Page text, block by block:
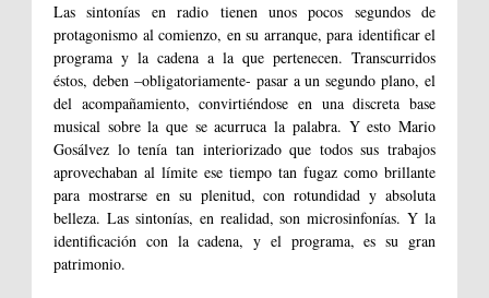
Las sintonías en radio tienen unos pocos segundos de
protagonismo al comienzo, en su arranque, para identificar el
programa y la cadena a la que pertenecen. Transcurridos
éstos, deben –obligatoriamente- pasar a un segundo plano, el
del acompañamiento, convirtiéndose en una discreta base
musical sobre la que se acurruca la palabra. Y esto Mario
Gosálvez lo tenía tan interiorizado que todos sus trabajos
aprovechaban al límite ese tiempo tan fugaz como brillante
para mostrarse en su plenitud, con rotundidad y absoluta
belleza. Las sintonías, en realidad, son microsinfonías. Y la
identificación con la cadena, y el programa, es su gran
patrimonio.